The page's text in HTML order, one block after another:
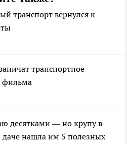
транспорт вернулся к
транспортное
фильма
десятками — но крупу в
нашла им 5 полезных